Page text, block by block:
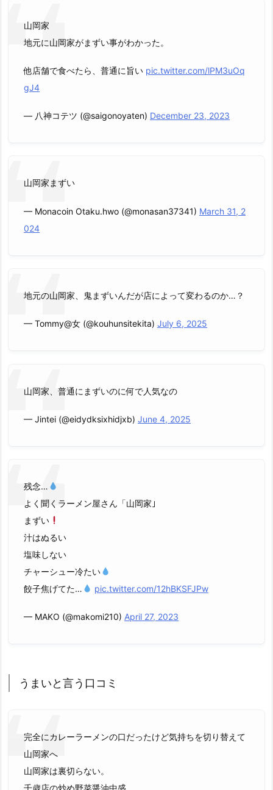
山岡家
地元に山岡家がまずい事がわかった。
他店舗で食べたら、普通に旨い pic.twitter.com/lPM3uOq
gJ4
— 八神コテツ (@saigonoyaten) December 23, 2023
山岡家まずい
— Monacoin Otaku.hwo (@monasan37341) March 31, 2
024
地元の山岡家、鬼まずいんだが店によって変わるのか…？
— Tommy@女 (@kouhunsitekita) July 6, 2025
山岡家、普通にまずいのに何で人気なの
— Jintei (@eidydksixhidjxb) June 4, 2025
残念…
よく聞くラーメン屋さん「山岡家｣
まずい
汁はぬるい
塩味しない
チャーシュー冷たい
餃子焦げてた…
pic.twitter.com/12hBKSFJPw
— MAKO (@makomi210) April 27, 2023
うまいと言う口コミ
完全にカレーラーメンの口だったけど気持ちを切り替えて
山岡家へ
山岡家は裏切らない。